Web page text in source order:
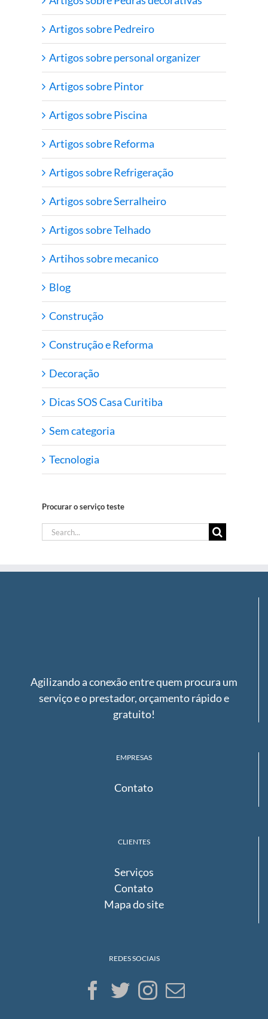
Artigos sobre Pedreiro
Artigos sobre personal organizer
Artigos sobre Pintor
Artigos sobre Piscina
Artigos sobre Reforma
Artigos sobre Refrigeração
Artigos sobre Serralheiro
Artigos sobre Telhado
Artihos sobre mecanico
Blog
Construção
Construção e Reforma
Decoração
Dicas SOS Casa Curitiba
Sem categoria
Tecnologia
Procurar o serviço teste
Search
Agilizando a conexão entre quem procura um
serviço e o prestador, orçamento rápido e
gratuito!
EMPRESAS
Contato
CLIENTES
Serviços
Contato
Mapa do site
REDES SOCIAIS